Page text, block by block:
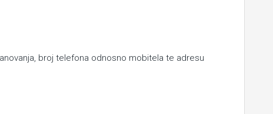
broj telefona odnosno mobitela te adresu